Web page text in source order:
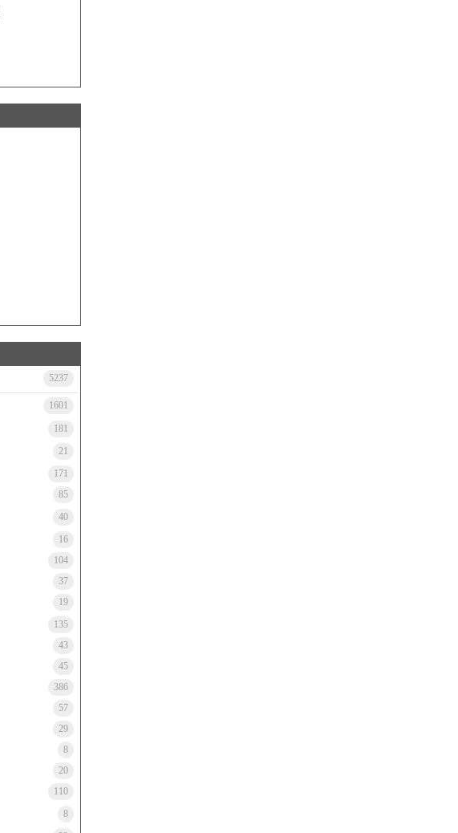
5237
1601
181
21
171
85
40
16
104
37
19
135
43
45
386
57
29
8
20
110
8